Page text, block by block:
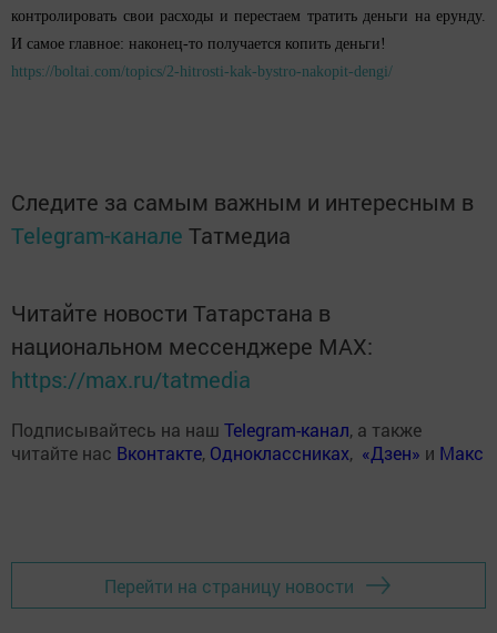
контролировать свои расходы и перестаем тратить деньги на ерунду.
И самое главное: наконец-то получается копить деньги!
https://boltai.com/topics/2-hitrosti-kak-bystro-nakopit-dengi/
Следите за самым важным и интересным в
Telegram-канале Татмедиа
Читайте новости Татарстана в
национальном мессенджере MАХ:
https://max.ru/tatmedia
Подписывайтесь на наш Telegram-канал, а также
читайте нас Вконтакте, Одноклассниках, «Дзен» и Макс
Перейти на страницу новости